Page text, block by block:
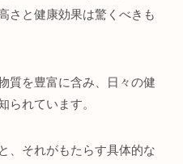
さと健康効果は驚くべきも
質を豊富に含み、日々の健
られています。
、それがもたらす具体的な